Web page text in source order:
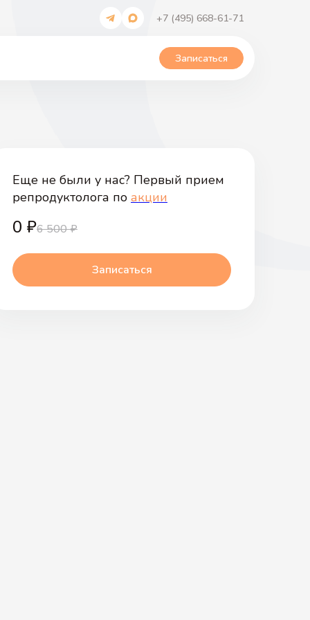
+7 (495) 668-61-71
Записаться
Еще не были у нас? Первый прием
репродуктолога по акции
0 ₽6 500₽
Записаться